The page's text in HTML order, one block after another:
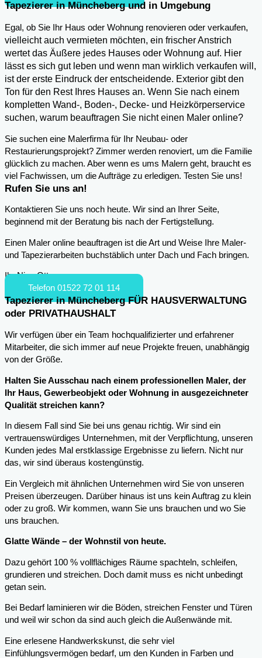
Tapezierer in Müncheberg und in Umgebung
Egal, ob Sie Ihr Haus oder Wohnung renovieren oder verkaufen,
vielleicht auch vermieten möchten, ein frischer Anstrich
wertet das Äußere jedes Hauses oder Wohnung auf. Hier
lässt es sich gut leben und wenn man wirklich verkaufen will,
ist der erste Eindruck der entscheidende. Exterior gibt den
Ton für den Rest Ihres Hauses an. Wenn Sie nach einem
kompletten Wand-, Boden-, Decke- und Heizkörperservice
suchen, warum beauftragen Sie nicht einen Maler online?
Sie suchen eine Malerfirma für Ihr Neubau- oder
Restaurierungsprojekt? Zimmer werden renoviert, um die Familie
glücklich zu machen. Aber wenn es ums Malern geht, braucht es
viel Fachwissen, um die Aufträge zu erledigen. Testen Sie uns!
Rufen Sie uns an!
Kontaktieren Sie uns noch heute. Wir sind an Ihrer Seite,
beginnend mit der Beratung bis nach der Fertigstellung.
Einen Maler online beauftragen ist die Art und Weise Ihre Maler-
und Tapezierarbeiten buchstäblich unter Dach und Fach bringen.
Ihr Nico Otto
Telefon 01522 72 01 114
Tapezierer in Müncheberg FÜR HAUSVERWALTUNG
oder PRIVATHAUSHALT
Wir verfügen über ein Team hochqualifizierter und erfahrener
Mitarbeiter, die sich immer auf neue Projekte freuen, unabhängig
von der Größe.
Halten Sie Ausschau nach einem professionellen Maler, der
Ihr Haus, Gewerbeobjekt oder Wohnung in ausgezeichneter
Qualität streichen kann?
In diesem Fall sind Sie bei uns genau richtig. Wir sind ein
vertrauenswürdiges Unternehmen, mit der Verpflichtung, unseren
Kunden jedes Mal erstklassige Ergebnisse zu liefern. Nicht nur
das, wir sind überaus kostengünstig.
Ein Vergleich mit ähnlichen Unternehmen wird Sie von unseren
Preisen überzeugen. Darüber hinaus ist uns kein Auftrag zu klein
oder zu groß. Wir kommen, wann Sie uns brauchen und wo Sie
uns brauchen.
Glatte Wände – der Wohnstil von heute.
Dazu gehört 100 % vollflächiges Räume spachteln, schleifen,
grundieren und streichen. Doch damit muss es nicht unbedingt
getan sein.
Bei Bedarf laminieren wir die Böden, streichen Fenster und Türen
und weil wir schon da sind auch gleich die Außenwände mit.
Eine erlesene Handwerkskunst, die sehr viel
Einfühlungsvermögen bedarf, um den Kunden in Farben und